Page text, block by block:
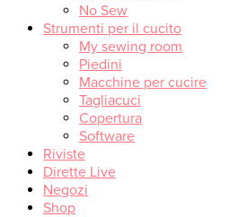
No Sew
Strumenti per il cucito
My sewing room
Piedini
Macchine per cucire
Tagliacuci
Copertura
Software
Riviste
Dirette Live
Negozi
Shop